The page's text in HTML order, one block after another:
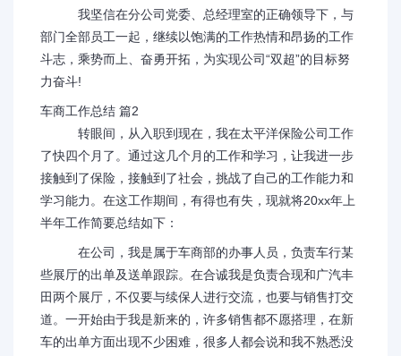
我坚信在分公司党委、总经理室的正确领导下，与
部门全部员工一起，继续以饱满的工作热情和昂扬的工作
斗志，乘势而上、奋勇开拓，为实现公司“双超”的目标努
力奋斗!
车商工作总结 篇2
转眼间，从入职到现在，我在太平洋保险公司工作
了快四个月了。通过这几个月的工作和学习，让我进一步
接触到了保险，接触到了社会，挑战了自己的工作能力和
学习能力。在这工作期间，有得也有失，现就将20xx年上
半年工作简要总结如下：
在公司，我是属于车商部的办事人员，负责车行某
些展厅的出单及送单跟踪。在合诚我是负责合现和广汽丰
田两个展厅，不仅要与续保人进行交流，也要与销售打交
道。一开始由于我是新来的，许多销售都不愿搭理，在新
车的出单方面出现不少困难，很多人都会说和我不熟悉没